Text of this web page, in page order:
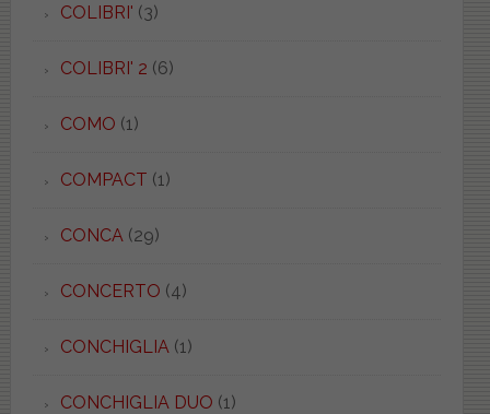
COLIBRI' (3)
COLIBRI' 2 (6)
COMO (1)
COMPACT (1)
CONCA (29)
CONCERTO (4)
CONCHIGLIA (1)
CONCHIGLIA DUO (1)